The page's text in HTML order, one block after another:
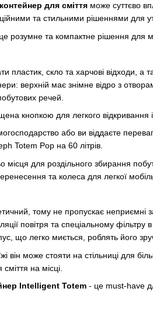
контейнер для сміття може суттєво
та стильними рішеннями для
розумне та компактне рішення для
пластик, скло та харчові відходи, а
верхній має знімне відро з
речей.
кнопкою для легкого відкривання
або ви віддаєте
Totem Pop на 60 літрів.
місця для роздільного збирання
та колеса для легкої
тому не пропускає
повітря та спеціальному
що легко миється, роблять його
він може стояти на стільниці для
на місці.
Intelligent Totem - це must-have